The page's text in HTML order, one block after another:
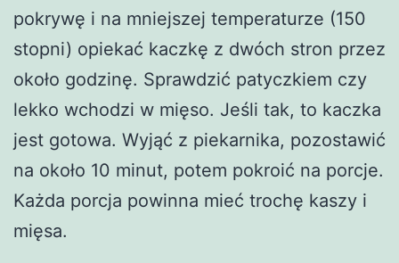
pokrywę i na mniejszej temperaturze (150
stopni) opiekać kaczkę z dwóch stron przez
około godzinę. Sprawdzić patyczkiem czy
lekko wchodzi w mięso. Jeśli tak, to kaczka
jest gotowa. Wyjąć z piekarnika, pozostawić
na około 10 minut, potem pokroić na porcje.
Każda porcja powinna mieć trochę kaszy i
mięsa.